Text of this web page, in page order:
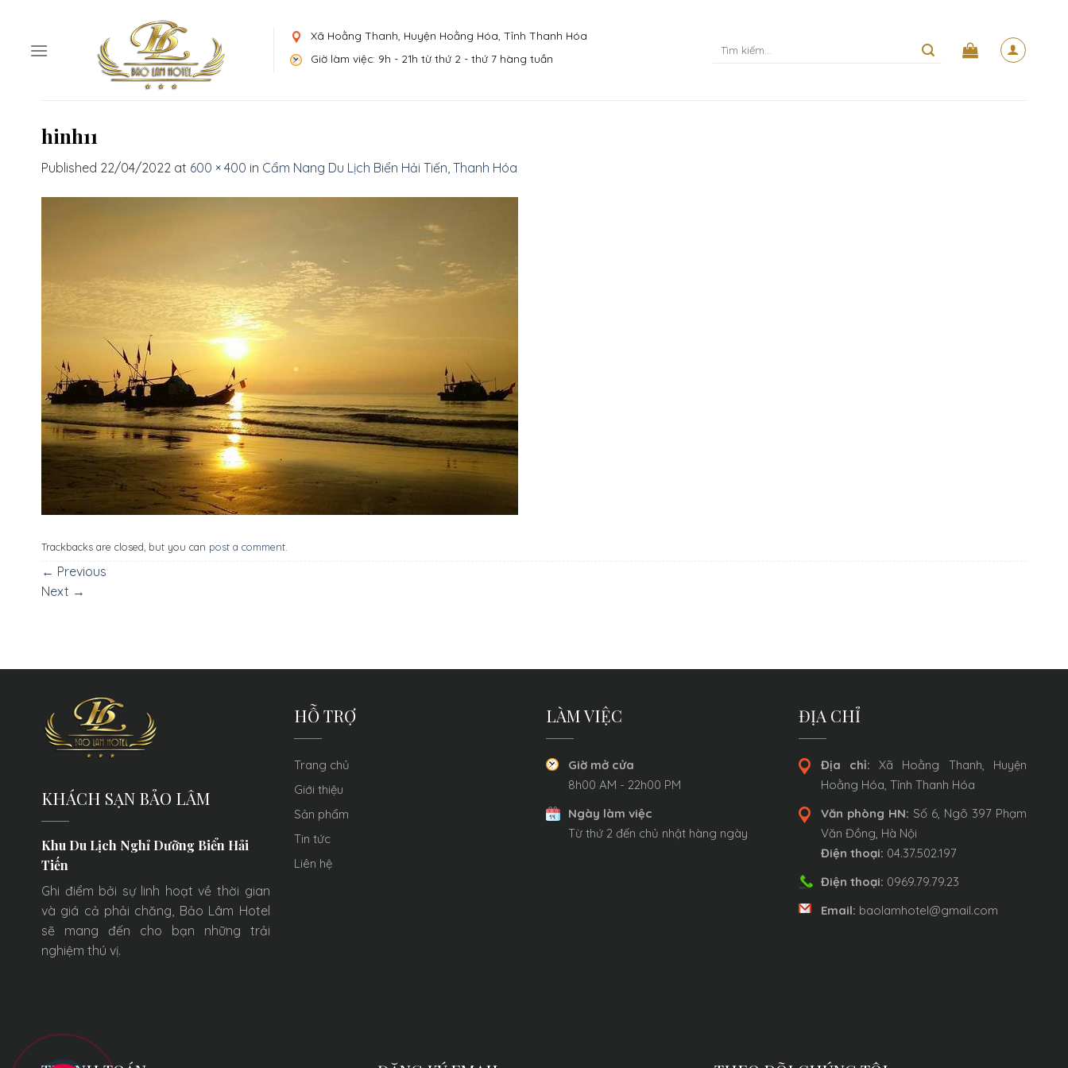
content
Xã Hoằng Thanh, Huyện Hoằng Hóa, Tỉnh Thanh Hóa
Giờ làm việc: 9h - 21h từ thứ 2 - thứ 7 hàng tuần
Tìm
hinh11
Published 22/04/2022 at 600 × 400 in Cẩm Nang Du Lịch Biển Hải Tiến, Thanh Hóa
Trackbacks are closed, but you can post a comment.
← Previous
Next →
KHÁCH SẠN BẢO LÂM
Khu Du Lịch Nghỉ Dưỡng Biển Hải
Tiến
Ghi điểm bởi sự linh hoạt về thời gian
và giá cả phải chăng, Bảo Lâm Hotel
sẽ mang đến cho bạn những trải
nghiệm thú vị.
HỖ TRỢ
Trang chủ
Giới thiệu
Sản phẩm
Tin tức
Liên hệ
LÀM VIỆC
Giờ mở cửa
8h00 AM - 22h00 PM
Ngày làm việc
Từ thứ 2 đến chủ nhật hàng ngày
ĐỊA CHỈ
Địa chỉ:Xã Hoằng Thanh, Huyện
Hoằng Hóa, Tỉnh Thanh Hóa
Văn phòng HN: Số 6, Ngõ 397 Phạm
Văn Đồng, Hà Nội
Điện thoại: 04.37.502.197
Điện thoại: 0969.79.79.23
Email: baolamhotel@gmail.com